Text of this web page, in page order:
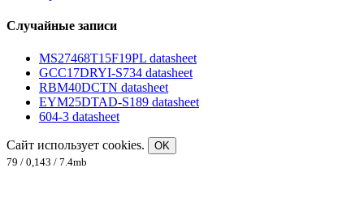
Случайные записи
MS27468T15F19PL datasheet
GCC17DRYI-S734 datasheet
RBM40DCTN datasheet
EYM25DTAD-S189 datasheet
604-3 datasheet
Сайт использует cookies.
OK
79 / 0,143 / 7.4mb